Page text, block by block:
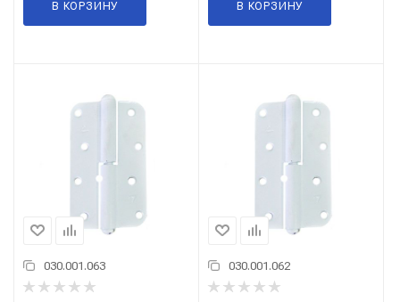
В КОРЗИНУ В КОРЗИНУ
030.001.063 030.001.062